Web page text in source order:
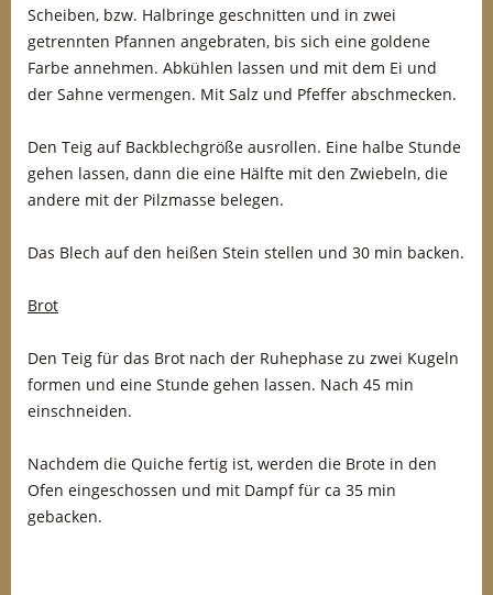
Scheiben, bzw. Halbringe geschnitten und in zwei
getrennten Pfannen angebraten, bis sich eine goldene
Farbe annehmen. Abkühlen lassen und mit dem Ei und
der Sahne vermengen. Mit Salz und Pfeffer abschmecken.
Den Teig auf Backblechgröße ausrollen. Eine halbe Stunde
gehen lassen, dann die eine Hälfte mit den Zwiebeln, die
andere mit der Pilzmasse belegen.
Das Blech auf den heißen Stein stellen und 30 min backen.
Brot
Den Teig für das Brot nach der Ruhephase zu zwei Kugeln
formen und eine Stunde gehen lassen. Nach 45 min
einschneiden.
Nachdem die Quiche fertig ist, werden die Brote in den
Ofen eingeschossen und mit Dampf für ca 35 min
gebacken.